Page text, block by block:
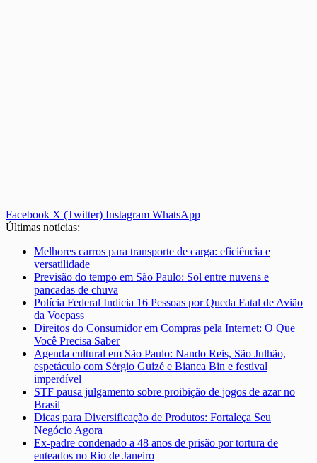
Facebook X (Twitter) Instagram WhatsApp
Últimas notícias:
Melhores carros para transporte de carga: eficiência e
versatilidade
Previsão do tempo em São Paulo: Sol entre nuvens e
pancadas de chuva
Polícia Federal Indicia 16 Pessoas por Queda Fatal de Avião
da Voepass
Direitos do Consumidor em Compras pela Internet: O Que
Você Precisa Saber
Agenda cultural em São Paulo: Nando Reis, São Julhão,
espetáculo com Sérgio Guizé e Bianca Bin e festival
imperdível
STF pausa julgamento sobre proibição de jogos de azar no
Brasil
Dicas para Diversificação de Produtos: Fortaleça Seu
Negócio Agora
Ex-padre condenado a 48 anos de prisão por tortura de
enteados no Rio de Janeiro